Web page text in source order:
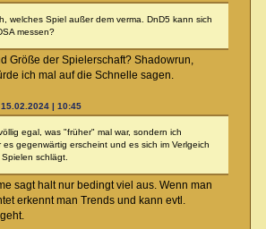
welches Spiel außer dem verma. DnD5 kann sich
messen?
Größe der Spielerschaft? Shadowrun,
ich mal auf die Schnelle sagen.
| 10:45
egal, was "früher" mal war, sondern ich
es gegenwärtig erscheint und es sich im Verlgeich
schlägt.
sagt halt nur bedingt viel aus. Wenn man
erkennt man Trends und kann evtl.